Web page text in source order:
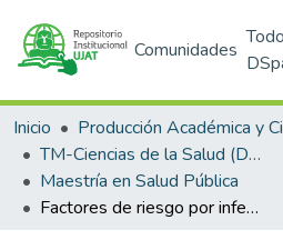
Comunidades
Todo
Inicio
TM-Ciencias de la Salud (DACS)
Maestría en Salud Pública
Factores de riesgo por infestaciones de Aedes albopictus, en el Poblado San Manuel Huimanguillo Tabasco, México 2019.